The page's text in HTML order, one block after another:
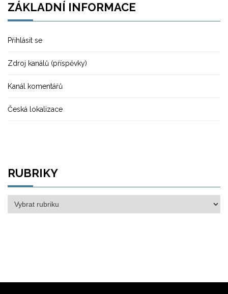
ZÁKLADNÍ INFORMACE
Přihlásit se
Zdroj kanálů (příspěvky)
Kanál komentářů
Česká lokalizace
RUBRIKY
Rubriky